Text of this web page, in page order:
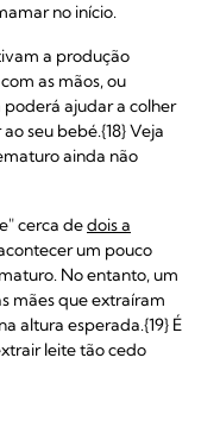
no início.
a produção
as mãos, ou
ajudar a colher
seu bebé.{18} Veja
ainda não
cerca dedois a
um pouco
No entanto, um
mães que extraíram
altura esperada.{19} É
leite tão cedo